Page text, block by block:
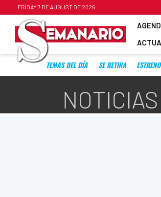
FRIDAY 7 DE AUGUST DE 2026
TEMAS DEL DÍA SE RETIRA